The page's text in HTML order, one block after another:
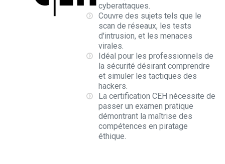
cyberattaques.
Couvre des sujets tels que le
scan de réseaux, les tests
d'intrusion, et les menaces
virales.
Idéal pour les professionnels de
la sécurité désirant comprendre
et simuler les tactiques des
hackers.
Lacertification CEH nécessite de
passer un examen pratique
démontrant la maîtrise des
compétences en piratage
éthique.